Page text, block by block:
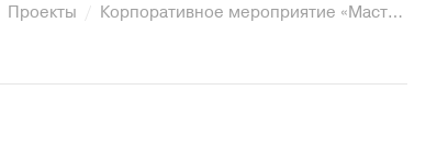
Проекты Корпоративное мероприятие «Мастера Пятерочки»